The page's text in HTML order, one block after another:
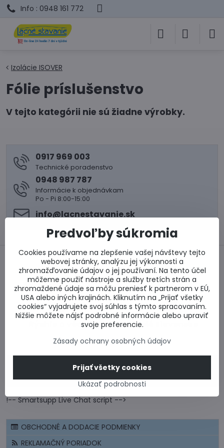
Info : 0948 161 772
Izolácie ISOVER
Fólie príslušenstvo
0917 969 003
Technické poradenstvo
0948 987 787
Informácie k objednávkam
Po - Pi 8:00-15:00
info​@lacnestavanie​.sk
Bezpečný nákup Najlepšie ceny
Rýchlo a včas Celé Slovensko
CERTIFIKÁT - BEZPEČNÝ NÁKUP
CENOVÉ PONUKY A VÝPOČTY
!-- Smartsupp Live Chat script -->
OBCHODNÉ A DODACIE PODMIENKY
REKLAMAČNÝ PORIADOK
Predvoľby súkromia
Cookies používame na zlepšenie vašej návštevy tejto
webovej stránky, analýzu jej výkonnosti a
zhromažďovanie údajov o jej používaní. Na tento účel
môžeme použiť nástroje a služby tretích strán a
zhromaždené údaje sa môžu preniesť k partnerom v EÚ,
USA alebo iných krajinách. Kliknutím na „Prijať všetky
cookies“ vyjadrujete svoj súhlas s týmto spracovaním.
Nižšie môžete nájsť podrobné informácie alebo upraviť
svoje preferencie.
Zásady ochrany osobných údajov
Ukázať podrobnosti
Prijať všetky cookies